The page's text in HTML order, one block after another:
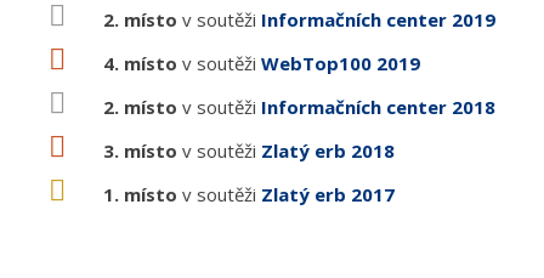
2. místo v soutěži Informačních center 2019
4. místo v soutěži WebTop100 2019
2. místo v soutěži Informačních center 2018
3. místo v soutěži Zlatý erb 2018
1. místo v soutěži Zlatý erb 2017